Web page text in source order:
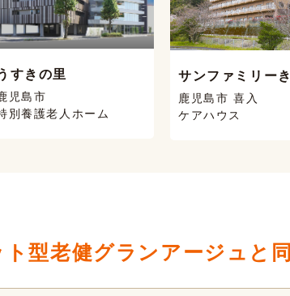
すきの里
児島市
別養護老人ホーム
サンファミリー
鹿児島市 喜入
ケアハウス
ト型老健グランアージュと